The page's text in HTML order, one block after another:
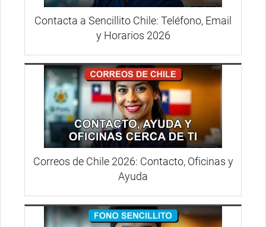
Contacta a Sencillito Chile: Teléfono, Email
y Horarios 2026
Correos de Chile 2026: Contacto, Oficinas y
Ayuda